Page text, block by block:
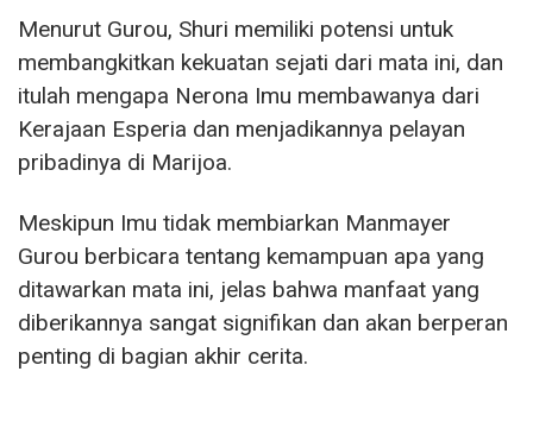
Menurut Gurou, Shuri memiliki potensi untuk
membangkitkan kekuatan sejati dari mata ini, dan
itulah mengapa Nerona Imu membawanya dari
Kerajaan Esperia dan menjadikannya pelayan
pribadinya di Marijoa.
Meskipun Imu tidak membiarkan Manmayer
Gurou berbicara tentang kemampuan apa yang
ditawarkan mata ini, jelas bahwa manfaat yang
diberikannya sangat signifikan dan akan berperan
penting di bagian akhir cerita.